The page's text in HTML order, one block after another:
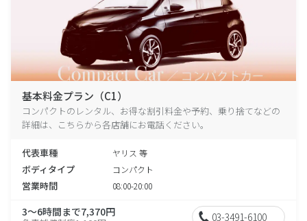
基本料金プラン（C1）
コンパクトのレンタル、お得な割引料金や予約、乗り捨てなどの
詳細は、こちらから各店舗にお電話ください。
代表車種 ヤリス 等
ボディタイプ コンパクト
営業時間 08:00-20:00
3～6時間まで7,370円 03-3491-6100